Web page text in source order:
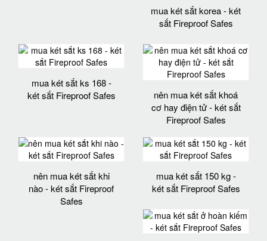
mua két sắt korea - két
sắt Fireproof Safes
mua két sắt ks 168 -
két sắt Fireproof Safes
nên mua két sắt khoá
cơ hay điện tử - két sắt
Fireproof Safes
nên mua két sắt khi
nào - két sắt Fireproof
Safes
mua két sắt 150 kg -
két sắt Fireproof Safes